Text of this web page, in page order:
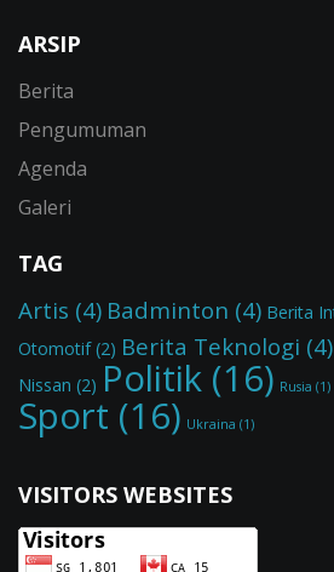
ARSIP
Berita
Pengumuman
Agenda
Galeri
TAG
Artis (4) Badminton (4) Berita
Otomotif(2) Berita Teknologi (4)
Nissan (2) Politik (16) Rusia (1)
Sport (16) Ukraina (1)
VISITORS WEBSITES